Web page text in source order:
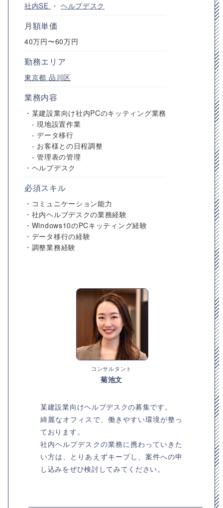
社内SE ・ ヘルプデスク
月額単価
40万円〜60万円
勤務エリア
東京都 品川区
業務内容
・某建設業向け社内PCのキッティング業務
- 現地設置作業
- データ移行
- お客様との日程調整
- 管理表の管理
・ヘルプデスク
必須スキル
・コミュニケーション能力
・社内ヘルプデスクの業務経験
・Windows10のPCキッティング経験
・データ移行の経験
・調整業務経験
コンサルタント
菊池文
某建設業向けヘルプデスクの募集です。
綺麗なオフィスで、働きやすい環境が整っ
ております。
社内ヘルプデスクの業務に携わっていきた
い方は、とりあえずキープし、案件への申
し込みをぜひ検討してみてください。